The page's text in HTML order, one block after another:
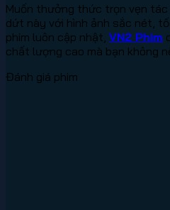
Muốn thưởng thức trọn vẹn
dứt này với hình ảnh sắc nét,
phim luôn cập nhật, VN2 Phim
chất lượng cao mà bạn không
Đánh giá phim